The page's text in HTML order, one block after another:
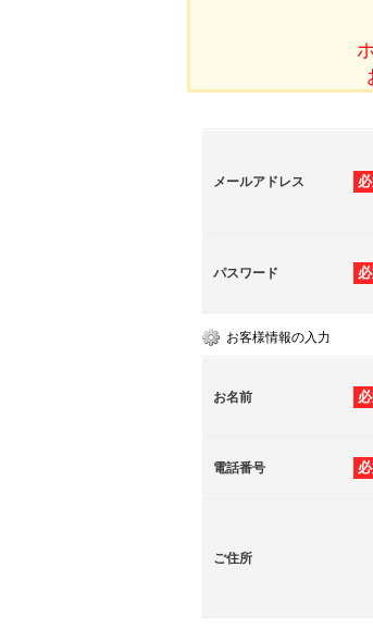
メールアドレス
パスワード
お客様情報の入力
お名前
電話番号
ご住所